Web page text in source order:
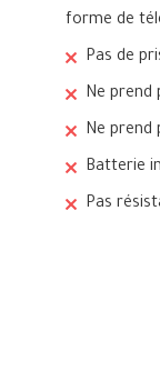
forme de
Pas de
Ne prend
Ne prend
Batterie
Pas